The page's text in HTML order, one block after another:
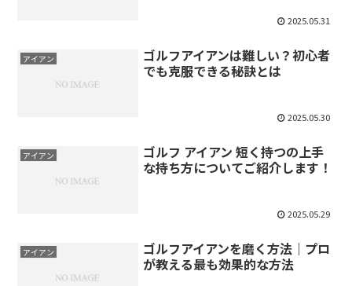
2025.05.31
アイアン
ゴルフアイアンは難しい？初心者
でも克服できる秘訣とは
2025.05.30
アイアン
ゴルフ アイアン 短く持つの上手
な持ち方についてご紹介します！
2025.05.29
アイアン
ゴルフアイアンを磨く方法｜プロ
が教える最も効果的な方法